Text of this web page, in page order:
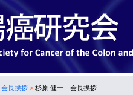
会長挨拶 > 杉原 健一 会長挨拶